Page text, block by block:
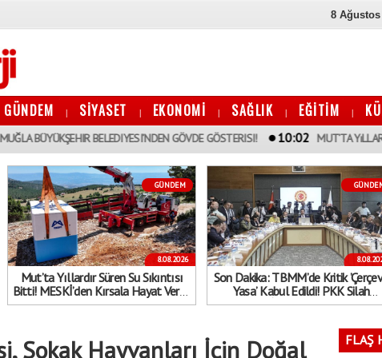
8 Ağustos
GÜNDEM | SİYASET | EKONOMİ | SAĞLIK | EĞİTİM |
BELEDIYESI’NDEN GÖVDE GÖSTERISI! 10:02 MUT’TA YıLLARDıR
GÜNDEM
8.08.2026
Mut’ta Yıllardır Süren Su Sıkıntısı
Bitti! MESKİ’den Kırsala Hayat Veren
Dev Hamle
Son Dakika: TBMM’de Kritik
Yasa’ Kabul Edildi! PKK Silah
Bırakırsa İnfazlar Ertelenecek...
Sokak Hayvanları İçin Doğal
FLAŞ